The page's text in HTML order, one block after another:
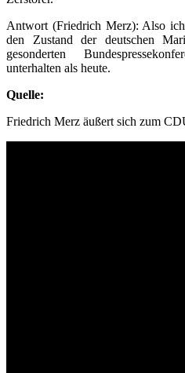
Antwort (Friedrich Merz): Also
den Zustand der deutschen
gesonderten
unterhalten als heute.
Quelle:
Friedrich Merz äußert sich zum